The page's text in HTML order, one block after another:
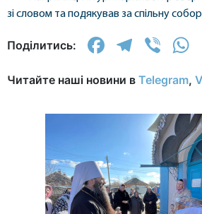
зі словом та подякував за спільну
Поділитись: Facebook
Читайте наші новини в Telegram,